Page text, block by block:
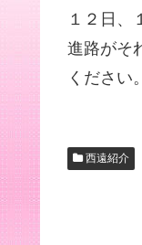
１２日、
進路がそ
ください。
西遠紹介